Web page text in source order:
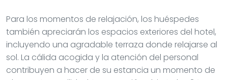
Para los momentos de relajación, los huéspedes
también apreciarán los espacios exteriores del hotel,
incluyendo una agradable terraza donde relajarse al
sol. La cálida acogida y la atención del personal
contribuyen a hacer de su estancia un momento de